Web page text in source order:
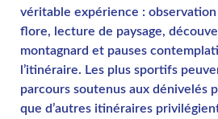
véritable expérience :
flore, lecture de paysage,
montagnard et pauses
l’itinéraire. Les plus sportifs
parcours soutenus aux dénivelés
que d’autres itinéraires